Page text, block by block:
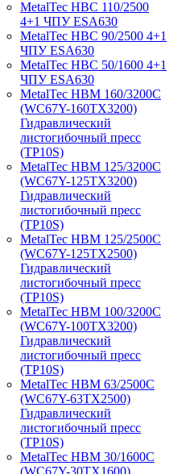
MetalTec HBС 110/2500
4+1 ЧПУ ESA630
MetalTec HBС 90/2500 4+1
ЧПУ ESA630
MetalTec HBС 50/1600 4+1
ЧПУ ESA630
MetalTec HBM 160/3200C
(WC67Y-160TX3200)
Гидравлический
листогибочный пресс
(TP10S)
MetalTec HBM 125/3200C
(WC67Y-125TX3200)
Гидравлический
листогибочный пресс
(TP10S)
MetalTec HBM 125/2500C
(WC67Y-125TX2500)
Гидравлический
листогибочный пресс
(TP10S)
MetalTec HBM 100/3200C
(WC67Y-100TX3200)
Гидравлический
листогибочный пресс
(TP10S)
MetalTec HBM 63/2500C
(WC67Y-63TX2500)
Гидравлический
листогибочный пресс
(TP10S)
MetalTec HBM 30/1600C
(WC67Y-30TX1600)